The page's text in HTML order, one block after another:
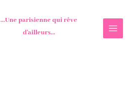
...Une parisienne qui rêve
d'ailleurs...